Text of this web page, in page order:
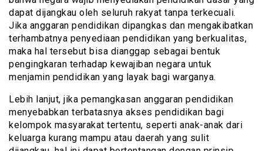
dapat dijangkau oleh seluruh rakyat tanpa terkecuali.
Jika anggaran pendidikan dipangkas dan mengakibatkan
terhambatnya penyediaan pendidikan yang berkualitas,
maka hal tersebut bisa dianggap sebagai bentuk
pengingkaran terhadap kewajiban negara untuk
menjamin pendidikan yang layak bagi warganya.
Lebih lanjut, jika pemangkasan anggaran pendidikan
menyebabkan terbatasnya akses pendidikan bagi
kelompok masyarakat tertentu, seperti anak-anak dari
keluarga kurang mampu atau daerah yang sulit